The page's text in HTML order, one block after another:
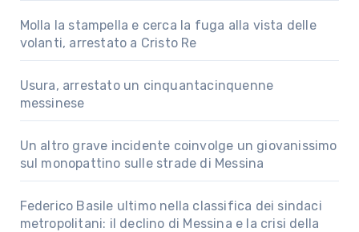
Molla la stampella e cerca la fuga alla vista delle
volanti, arrestato a Cristo Re
Usura, arrestato un cinquantacinquenne
messinese
Un altro grave incidente coinvolge un giovanissimo
sul monopattino sulle strade di Messina
Federico Basile ultimo nella classifica dei sindaci
metropolitani: il declino di Messina e la crisi della